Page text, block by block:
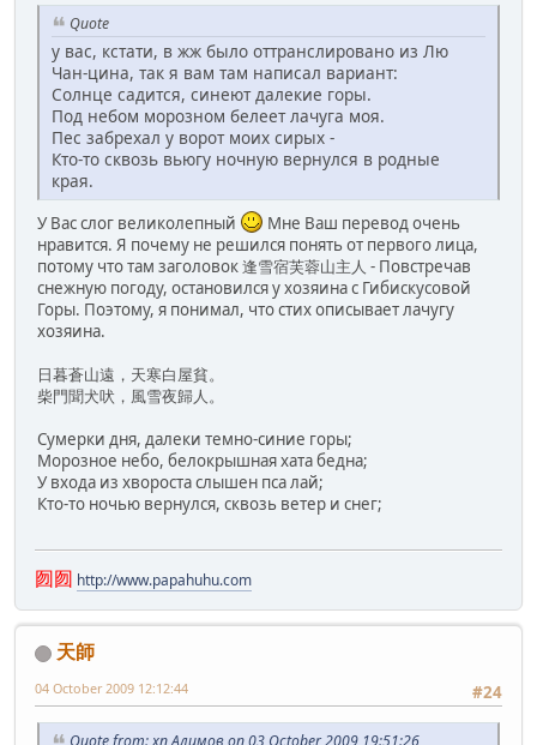
Quote
у вас, кстати, в жж было оттранслировано из Лю
Чан-цина, так я вам там написал вариант:
Солнце садится, синеют далекие горы.
Под небом морозном белеет лачуга моя.
Пес забрехал у ворот моих сирых -
Кто-то сквозь вьюгу ночную вернулся в родные
края.
У Вас слог великолепный
Мне Ваш перевод очень
нравится. Я почему не решился понять от первого лица,
потому что там заголовок 逢雪宿芙蓉山主人 - Повстречав
снежную погоду, остановился у хозяина с Гибискусовой
Горы. Поэтому, я понимал, что стих описывает лачугу
хозяина.
日暮蒼山遠，天寒白屋貧。
柴門聞犬吠，風雪夜歸人。
Сумерки дня, далеки темно-синие горы;
Морозное небо, белокрышная хата бедна;
У входа из хвороста слышен пса лай;
Кто-то ночью вернулся, сквозь ветер и снег;
囫囫 http://www.papahuhu.com
天師
#24
04 October 2009 12:12:44